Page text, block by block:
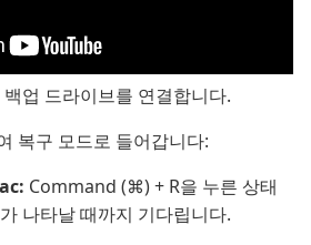
업 드라이브를 연결합니다.
복구 모드로 들어갑니다:
Command (⌘) + R을 누른 상태
나타날 때까지 기다립니다.